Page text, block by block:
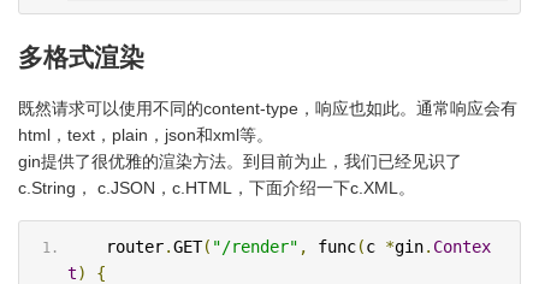
多格式渲染
既然请求可以使用不同的content-type，响应也如此。通常响应会有
html，text，plain，json和xml等。
gin提供了很优雅的渲染方法。到目前为止，我们已经见识了
c.String， c.JSON，c.HTML，下面介绍一下c.XML。
    router
.GET( "/render" , func(c *gin. Contex
t)
{